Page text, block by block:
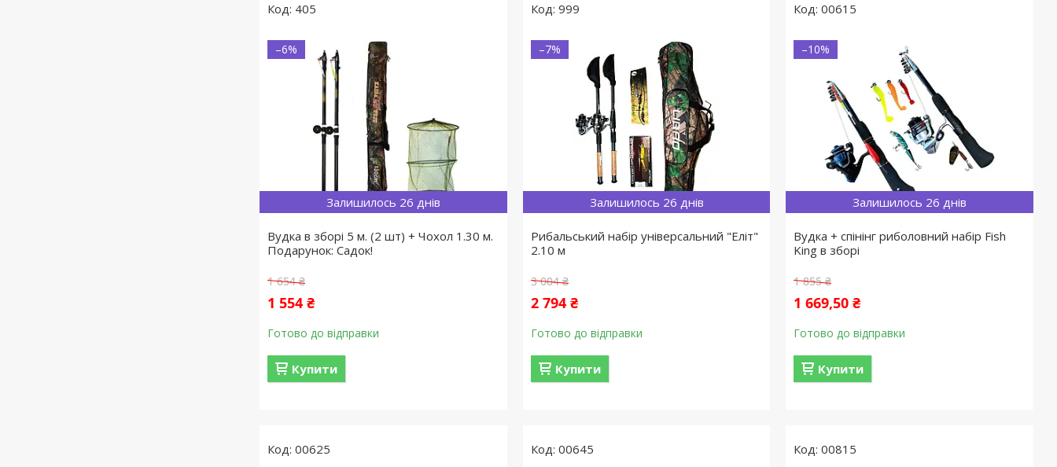
405
Залишилось 26 днів
–6%
Вудка в зборі 5 м. (2 шт) + Чохол 1.30 м.
Подарунок: Садок!
1 654 ₴
1 554 ₴
Готово до відправки
Купити
999
Залишилось 26 днів
–7%
Рибальський набір універсальний "Еліт"
2.10 м
3 004 ₴
2 794 ₴
Готово до відправки
Купити
00615
Залишилось 26 днів
–10%
Вудка + спінінг риболовний набір Fish
King в зборі
1 855 ₴
1 669,50 ₴
Готово до відправки
Купити
00625 00645 00815